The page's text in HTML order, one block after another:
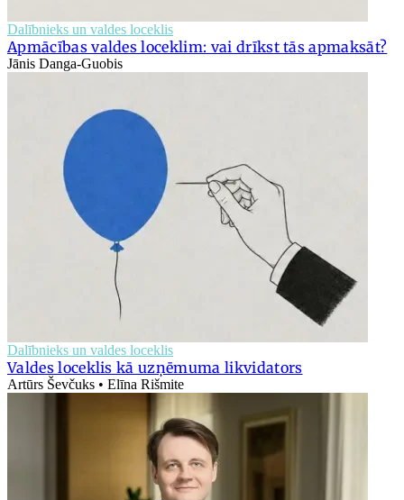
Dalībnieks un valdes loceklis
Apmācības valdes loceklim: vai drīkst tās apmaksāt?
Jānis Danga-Guobis
Dalībnieks un valdes loceklis
Valdes loceklis kā uzņēmuma likvidators
Artūrs Ševčuks • Elīna Rišmite